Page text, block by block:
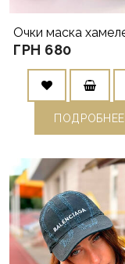
ГРН 680
ПОДРОБНЕЕ